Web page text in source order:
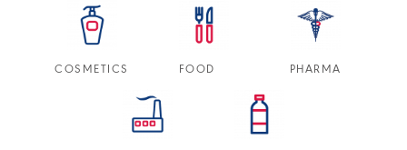
COSMETICS FOOD PHARMA